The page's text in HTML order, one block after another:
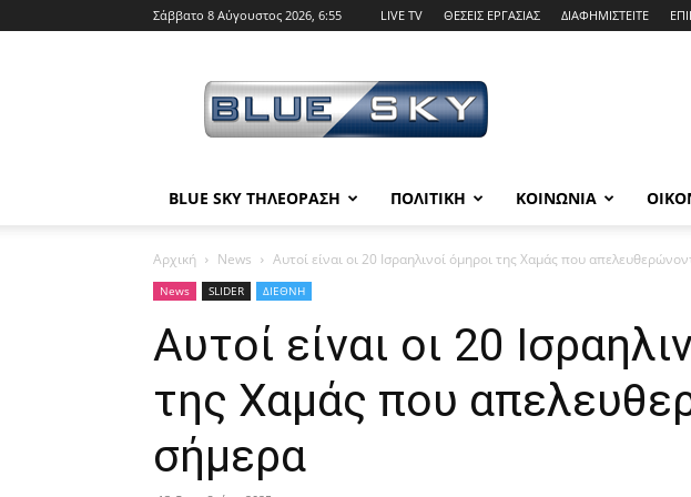
Σάββατο 8 Αύγουστος 2026, 6:55 LIVE TV ΘΕΣΕΙΣ ΕΡΓΑΣΙΑΣ ΔΙΑΦΗΜΙΣΤΕΙΤΕ
SKY
BLUE SKY ΤΗΛΕΟΡΑΣΗ ΠΟΛΙΤΙΚΗ ΚΟΙΝΩΝΙΑ
Αρχική News Αυτοί είναι οι 20 Ισραηλινοί όμηροι της Χαμάς που
News SLIDER ΔΙΕΘΝΗ
Αυτοί είναι οι 20
της Χαμάς που
σήμερα